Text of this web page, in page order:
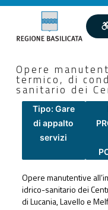
Opere
termico, di
sanitario dei
Tipo: Gare
di appalto
servizi
Opere manutentive
idrico-sanitario dei
di Lucania, Lavello e